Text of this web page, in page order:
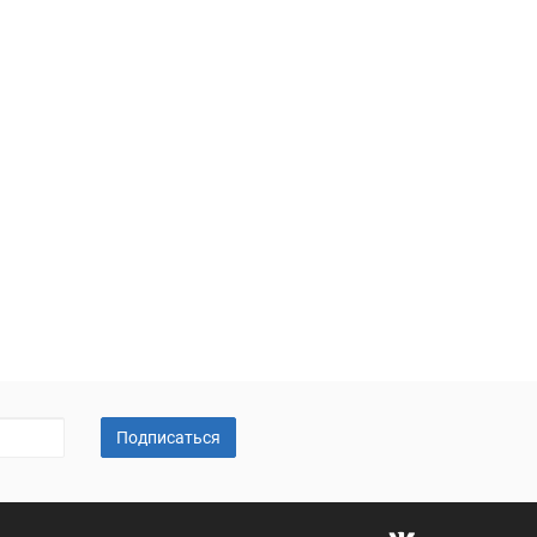
Подписаться